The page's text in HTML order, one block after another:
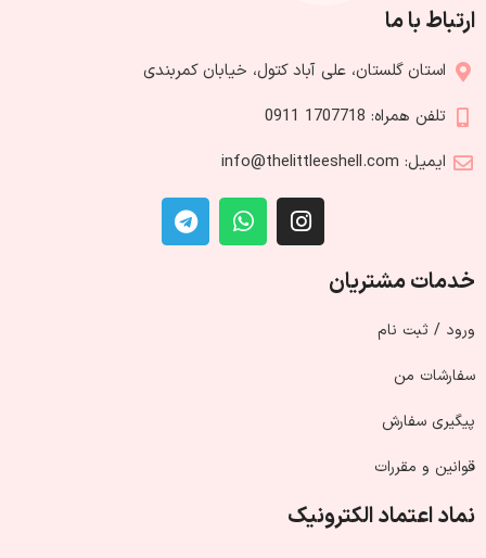
ارتباط با ما
استان گلستان، علی آباد کتول، خیابان کمربندی
تلفن همراه: 1707718 0911
ایمیل: info@thelittleeshell.com
خدمات مشتریان
ورود / ثبت نام
سفارشات من
پیگیری سفارش
قوانین و مقررات
نماد اعتماد الکترونیک